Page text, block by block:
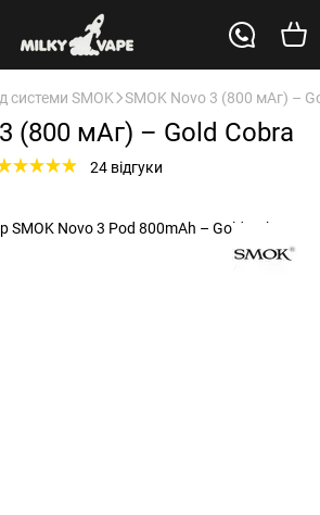
системи SMOK SMOK Novo 3 (800 мАг) –
(800 мАг) – Gold Cobra
24 відгуки